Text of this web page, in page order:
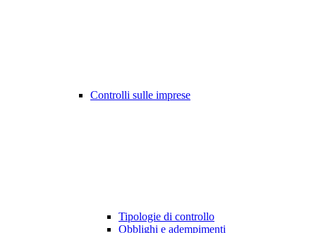
Controlli sulle imprese
Tipologie di controllo
Obblighi e adempimenti